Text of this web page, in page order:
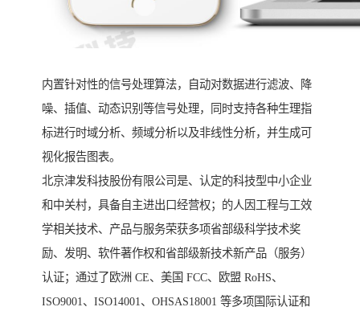
内置针对性的信号处理算法，自动对数据进行滤波、降
噪、插值、动态识别等信号处理，同时支持各种生理指
标进行时域分析、频域分析以及非线性分析，并生成可
视化报告图表。
北京津发科技股份有限公司是、认定的科技型中小企业
和中关村，具备自主进出口经营权；的人因工程与工效
学相关技术、产品与服务荣获多项省部级科学技术奖
励、发明、软件著作权和省部级新技术新产品（服务）
认证；通过了欧洲 CE、美国 FCC、欧盟 RoHS、
ISO9001、ISO14001、OHSAS18001 等多项国际认证和